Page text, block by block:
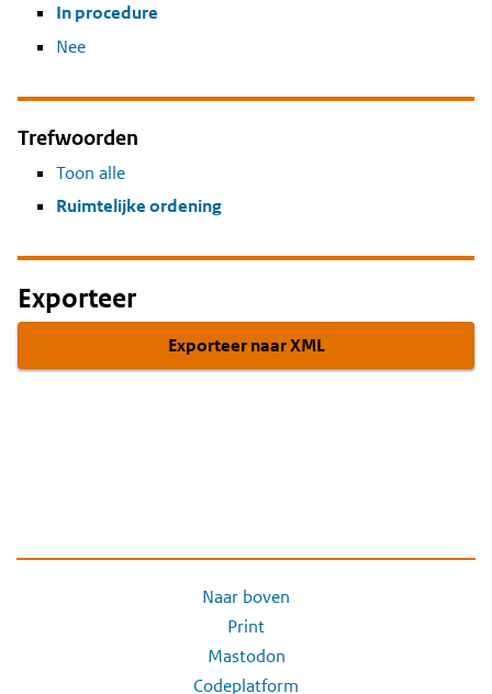
In procedure
Nee
Trefwoorden
Toon alle
Ruimtelijke ordening
Exporteer
Exporteer naar XML
Naar boven
Print
Mastodon
Codeplatform